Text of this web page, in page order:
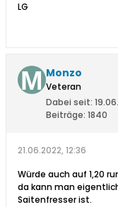
LG
Monzo
Veteran
Dabei seit:
Beiträge: 1840
21.06.2022, 12:36
Würde auch auf 1,20
da kann man
Saitenfresser ist.